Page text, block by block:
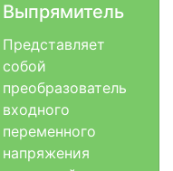
Выпрямитель
Представляет
собой
преобразователь
входного
переменного
напряжения